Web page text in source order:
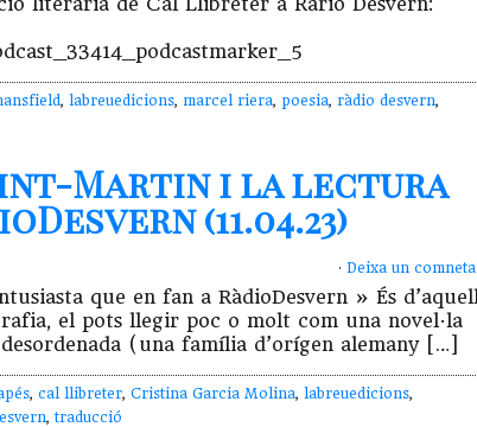
literària de Cal Llibreter a Ràrio Desvern:
, labreuedicions, marcel riera, poesia, ràdio desvern,
Saint-Martin i la lectura
(11.04.23)
· Deixa un
que en fan a RàdioDesvern » És
el pots llegir poc o molt com una novel·la
(una família d’orígen alemany […]
, cal llibreter, Cristina Garcia Molina, labreuedicions,
, traducció